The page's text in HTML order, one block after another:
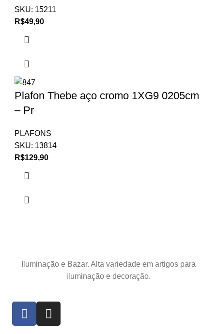
SKU: 15211
R$49,90
Plafon Thebe aço cromo 1XG9 0205cm
– Pr
PLAFONS
SKU: 13814
R$129,90
Iluminação e Bazar. Alta variedade em artigos para
iluminação e decoração.